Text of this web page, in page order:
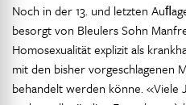
Noch in der 13. und letzten
besorgt von Bleulers Sohn
Homosexualität explizit als
mit den bisher vorgeschlagenen
behandelt werden könne. «Viele